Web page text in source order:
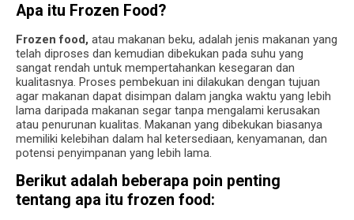
Apa itu Frozen Food?
Frozen food, atau makanan beku, adalah jenis makanan yang
telah diproses dan kemudian dibekukan pada suhu yang
sangat rendah untuk mempertahankan kesegaran dan
kualitasnya. Proses pembekuan ini dilakukan dengan tujuan
agar makanan dapat disimpan dalam jangka waktu yang lebih
lama daripada makanan segar tanpa mengalami kerusakan
atau penurunan kualitas. Makanan yang dibekukan biasanya
memiliki kelebihan dalam hal ketersediaan, kenyamanan, dan
potensi penyimpanan yang lebih lama.
Berikut adalah beberapa poin penting
tentang apa itu frozen food: